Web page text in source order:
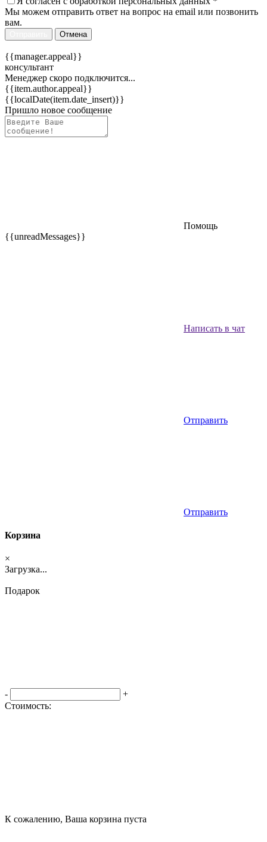
Мы можем отправить ответ на вопрос на email или позвонить
вам.
Отмена
{{manager.appeal}}
консультант
Менеджер скоро подключится...
{{item.author.appeal}}
{{localDate(item.date_insert)}}
Пришло новое сообщение
Помощь
{{unreadMessages}}
Написать в чат
Отправить
Отправить
Корзина
×
Загрузка...
Подарок
-
+
Стоимость:
К сожалению, Ваша корзина пуста